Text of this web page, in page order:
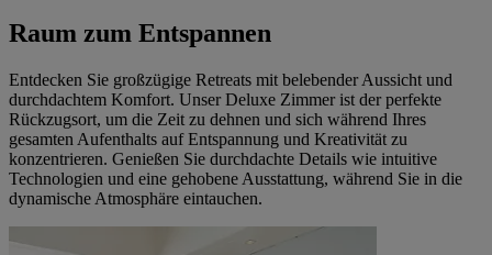
Raum zum Entspannen
Entdecken Sie großzügige Retreats mit belebender Aussicht und
durchdachtem Komfort. Unser Deluxe Zimmer ist der perfekte
Rückzugsort, um die Zeit zu dehnen und sich während Ihres
gesamten Aufenthalts auf Entspannung und Kreativität zu
konzentrieren. Genießen Sie durchdachte Details wie intuitive
Technologien und eine gehobene Ausstattung, während Sie in die
dynamische Atmosphäre eintauchen.